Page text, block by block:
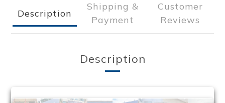
Description
Shipping &
Payment
Customer
Reviews
Description